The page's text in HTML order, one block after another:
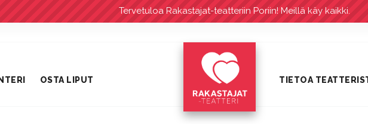
Tervetuloa Rakastajat-teatteriin Poriin! Meillä käy kaikki.
OSTA LIPUT TIETOA